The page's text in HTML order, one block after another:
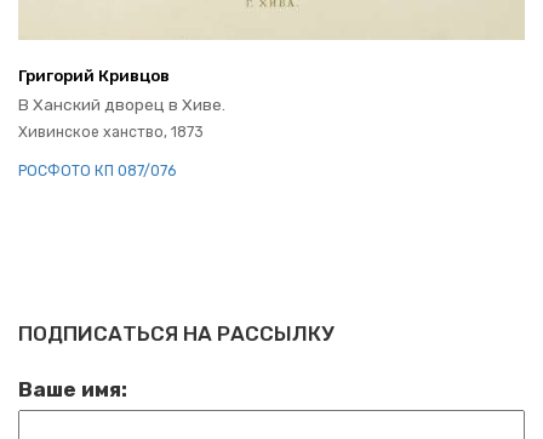
Гри­го­рий Крив­цов
В Хан­ский дво­рец в Хиве.
Хи­вин­ское хан­ство, 1873
РОС­ФО­ТО КП 087/076
ПОДПИСАТЬСЯ НА РАССЫЛКУ
Ваше имя: